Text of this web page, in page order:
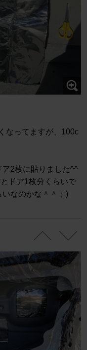
なってますが、100c
2枚に貼りました^^
ドア1枚分くらいで
なのかな＾＾；)